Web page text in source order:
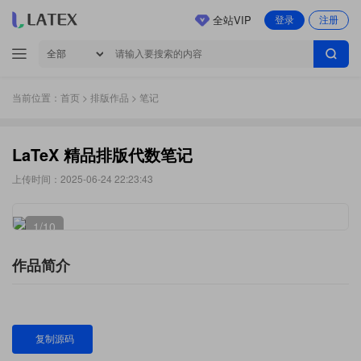
登录 注册
全站VIP
当前位置： 首页 > 排版作品 > 笔记
LaTeX 精品排版代数笔记
上传时间：2025-06-24 22:23:43
1/10
作品简介
复制源码